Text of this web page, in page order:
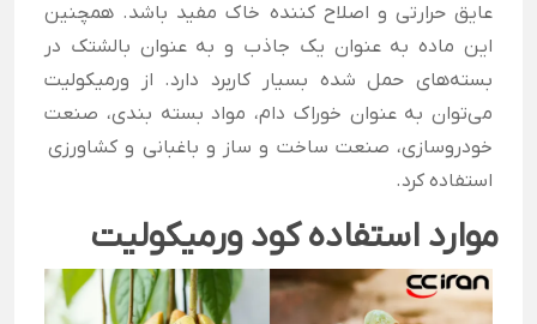
عایق حرارتی و اصلاح کننده خاک مفید باشد. همچنین
این ماده به عنوان یک جاذب و به عنوان بالشتک در
بسته‌های حمل شده بسیار کاربرد دارد. از ورمیکولیت
می‌توان به عنوان خوراک دام، مواد بسته بندی، صنعت
خودروسازی، صنعت ساخت و ساز و باغبانی و کشاورزی
استفاده کرد.
موارد استفاده کود ورمیکولیت